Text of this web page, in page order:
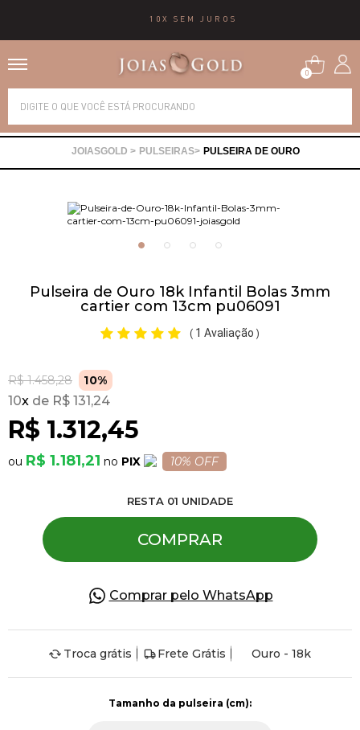
10X SEM JUROS
0
PULSEIRAS PULSEIRA DE OURO
Pulseira de Ouro 18k Infantil Bolas 3mm
cartier com 13cm pu06091
( 1 Avaliação )
R$ 1.458,28 10%
R$ 1.312,45
10x R$ 131,24
R$ 1.181,21 PIX 10% OFF
RESTA 01 UNIDADE
COMPRAR
Comprar pelo WhatsApp
Troca grátis Frete Grátis Ouro - 18k
Alianças
Brincos
Gargantilhas
Pulseiras
Piercing
Pedras Preciosas
Presente
OFERTAS